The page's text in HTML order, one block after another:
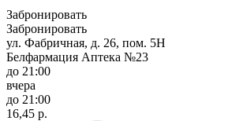
Забронировать
Забронировать
ул. Фабричная, д. 26, пом. 5Н
Белфармация Аптека №23
до 21:00
вчера
до 21:00
16,45 р.